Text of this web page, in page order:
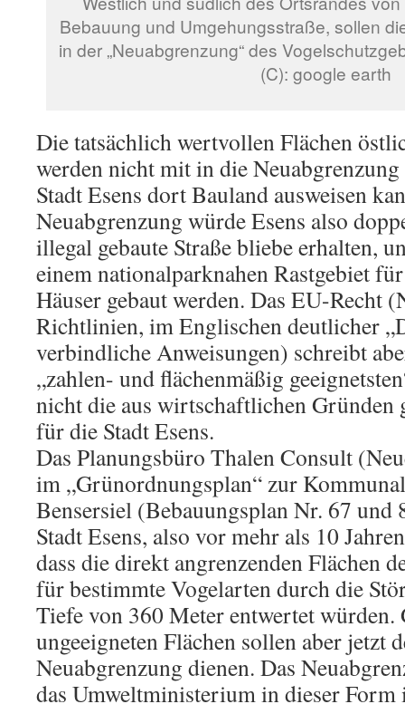
Bebauung und Umgehungsstraße, sollen
in der „Neuabgrenzung“ des
(C): google earth
Die tatsächlich wertvollen Flächen
werden nicht mit in die
Stadt Esens dort Bauland ausweisen
Neuabgrenzung würde Esens also
illegal gebaute Straße bliebe erhalten,
einem nationalparknahen Rastgebiet
Häuser gebaut werden. Das EU-Recht
Richtlinien, im Englischen deutlicher
verbindliche Anweisungen) schreibt
„zahlen- und flächenmäßig
nicht die aus wirtschaftlichen Gründen
für die Stadt Esens.
Das Planungsbüro Thalen Consult
im „Grünordnungsplan“ zur
Bensersiel (Bebauungsplan Nr. 67 und
Stadt Esens, also vor mehr als 10
dass die direkt angrenzenden Flächen
für bestimmte Vogelarten durch die
Tiefe von 360 Meter entwertet würden.
ungeeigneten Flächen sollen aber jetzt
Neuabgrenzung dienen. Das
das Umweltministerium in dieser